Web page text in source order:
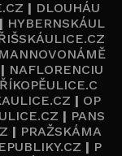
| DLOUHÁU
| HYBERNSKÁUL
| NAFLORENCIU
| OP
| PANS
| PRAŽSKÁMA
| P